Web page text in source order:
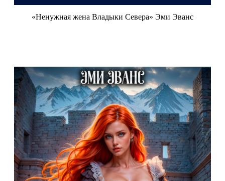
«Ненужная жена Владыки Севера» Эми Эванс